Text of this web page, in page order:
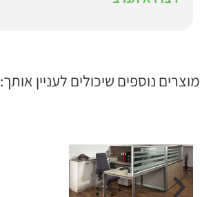
מוצרים נוספים שיכולים לעניין אותך: